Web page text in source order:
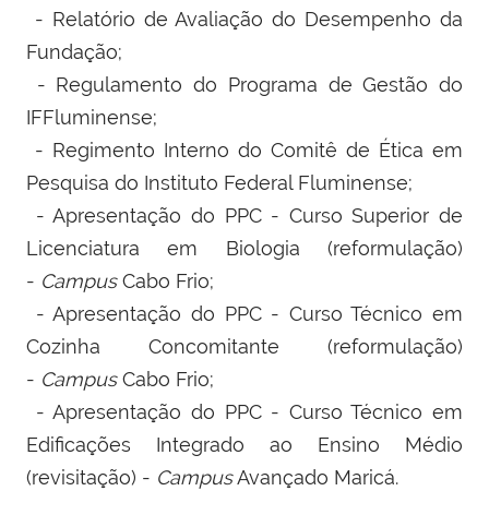
- Relatório de Avaliação do Desempenho da
Fundação;
- Regulamento do Programa de Gestão do
IFFluminense;
- Regimento Interno do Comitê de Ética em
Pesquisa do Instituto Federal Fluminense;
- Apresentação do PPC - Curso Superior de
Licenciatura em Biologia (reformulação)
- CampusCabo Frio;
- Apresentação do PPC - Curso Técnico em
Cozinha Concomitante (reformulação)
- CampusCabo Frio;
- Apresentação do PPC - Curso Técnico em
Edificações Integrado ao Ensino Médio
(revisitação) - CampusAvançado Maricá.